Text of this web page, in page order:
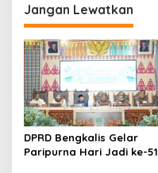
a
s
i
p
o
s
Jangan Lewatkan
DPRD Bengkalis Gelar
Paripurna Hari Jadi ke-